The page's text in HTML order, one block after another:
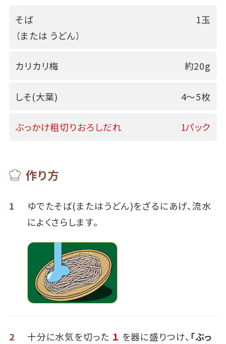
そば
（または うどん）
1玉
カリカリ梅 約20g
しそ(大葉) 4～5枚
ぶっかけ粗切りおろしだれ 1パック
作り方
1
ゆでたそば(またはうどん)をざるにあげ、流水
によくさらします。
2 十分に水気を切った １ を器に盛りつけ、 「ぶっ